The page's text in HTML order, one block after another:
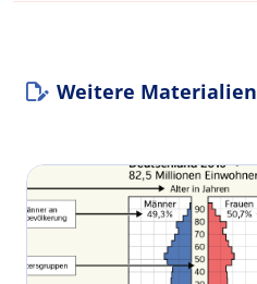
Weitere Materialien